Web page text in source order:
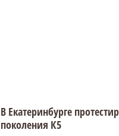
В Екатеринбурге
поколения К5